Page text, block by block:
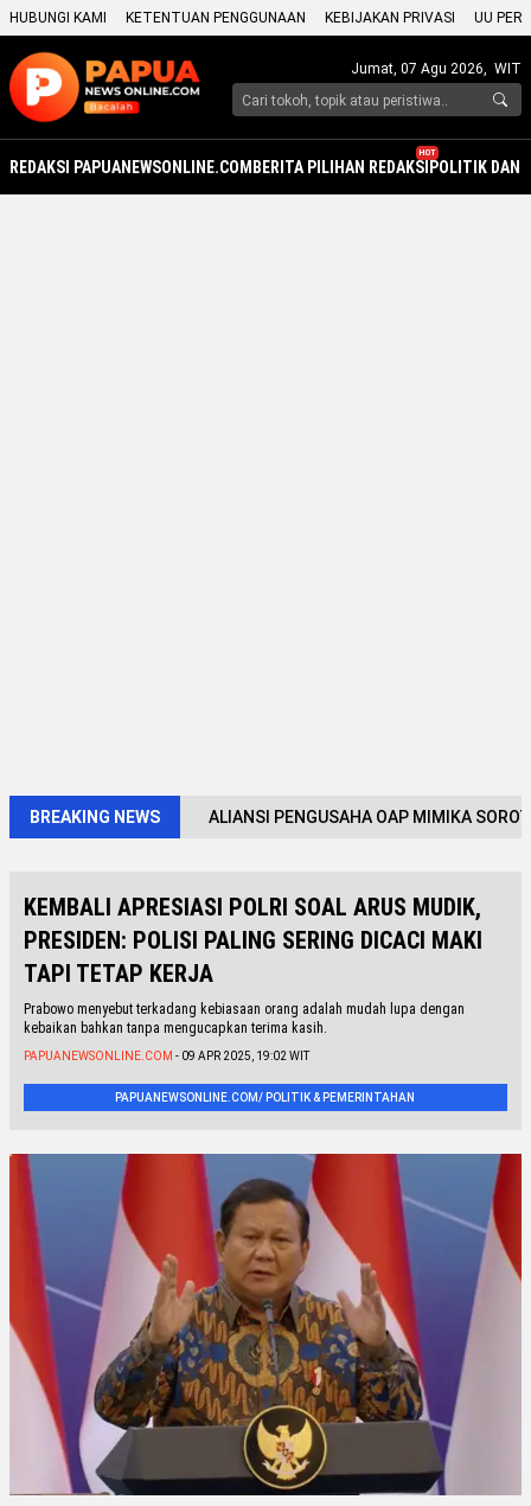
HUBUNGI KAMI KETENTUAN PENGGUNAAN KEBIJAKAN PRIVASI UU
Jumat, 07 Agu 2026, WIT
REDAKSI PAPUANEWSONLINE.COMBERITA PILIHAN REDAKSI
HOT
POLITIK DAN
BREAKING NEWS ALIANSI PENGUSAHA OAP MIMIKA
KEMBALI APRESIASI POLRI SOAL ARUS MUDIK,
PRESIDEN: POLISI PALING SERING DICACI MAKI
TAPI TETAP KERJA
Prabowo menyebut terkadang kebiasaan orang adalah mudah lupa dengan
kebaikan bahkan tanpa mengucapkan terima kasih.
PAPUANEWSONLINE.COM - 09 APR 2025, 19:02 WIT
PAPUANEWSONLINE.COM/ POLITIK & PEMERINTAHAN